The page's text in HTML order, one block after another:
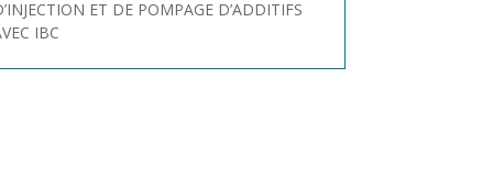
ET DE POMPAGE D’ADDITIFS
IBC